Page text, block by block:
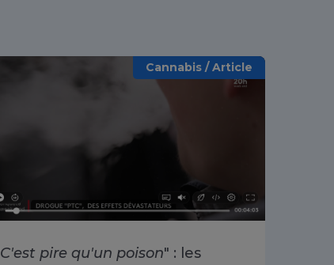
Cannabis / Article
C'est pire qu'un poison" : les